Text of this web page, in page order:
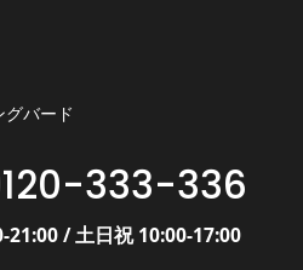
バード
333-336
21:00 / 土日祝 10:00-17:00